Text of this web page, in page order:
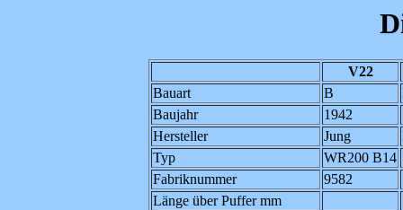
V22
Bauart
B
Baujahr
1942
Hersteller
Jung
Typ
WR200 B14
Fabriknummer
9582
Länge über Puffer mm